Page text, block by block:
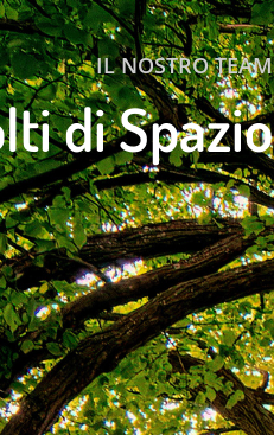
IL NOSTRO TEAM
di